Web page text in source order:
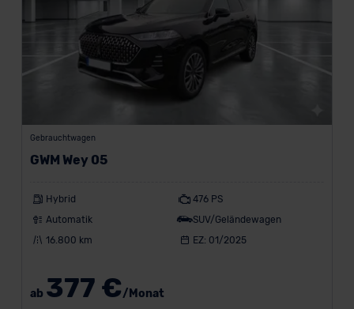
Gebrauchtwagen
GWM Wey 05
Hybrid
476 PS
Automatik
SUV/Geländewagen
16.800 km
EZ: 01/2025
ab 377 €/Monat